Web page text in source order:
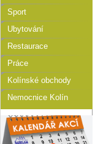
Sport
Ubytování
Restaurace
Práce
Kolínské obchody
Nemocnice Kolín